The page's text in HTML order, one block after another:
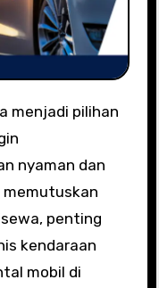
nyaman dan
memutuskan
penting
kendaraan
mobil di